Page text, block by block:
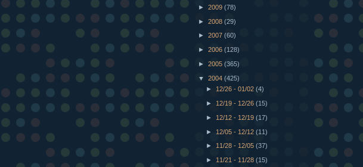
► 2009 (78)
► 2008 (29)
► 2007 (60)
► 2006 (128)
► 2005 (365)
▼ 2004 (425)
► 12/26 - 01/02(4)
► 12/19 - 12/26(15)
► 12/12 - 12/19(17)
► 12/05 - 12/12(11)
► 11/28 - 12/05(37)
► 11/21 - 11/28(15)